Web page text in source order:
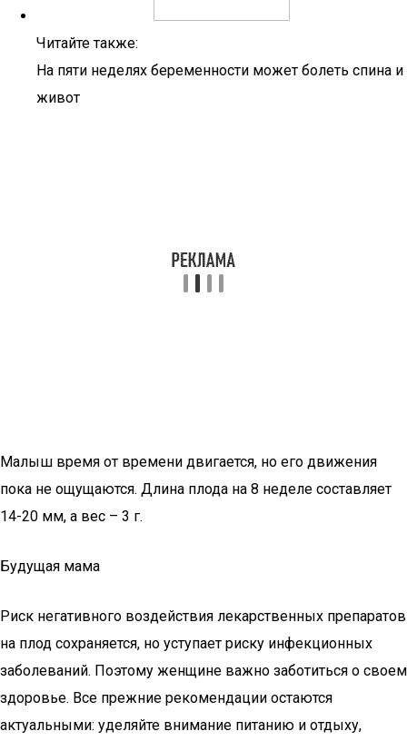
Читайте также:
На пяти неделях беременности может болеть спина и
живот
Малыш время от времени двигается, но его движения
пока не ощущаются. Длина плода на 8 неделе составляет
14-20 мм, а вес – 3 г.
Будущая мама
Риск негативного воздействия лекарственных препаратов
на плод сохраняется, но уступает риску инфекционных
заболеваний. Поэтому женщине важно заботиться о своем
здоровье. Все прежние рекомендации остаются
актуальными: уделяйте внимание питанию и отдыху,